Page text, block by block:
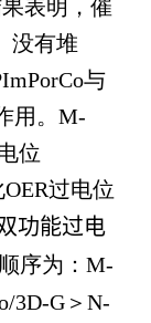
果表明，催
没有堆
与
用。 M-
位
OER过电位
功能过电
序为： M-
3D-G ＞ N-